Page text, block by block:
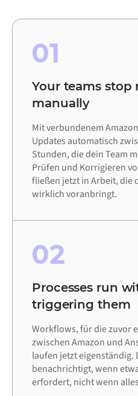
01
Your teams
manually
Mit verbundenem
Updates automatisch
Stunden, die dein Team
Prüfen und Korrigieren
fließen jetzt in Arbeit, die
wirklich voranbringt.
02
Processes run
triggering them
Workflows, für die zuvor
zwischen Amazon und
laufen jetzt eigenständig.
benachrichtigt, wenn
erfordert, nicht wenn